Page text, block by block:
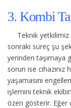
3. Kombi
Teknik yetkilimiz
sonraki süreç şu
yerinden taşımaya
sorun ise cihazınız
yaşamasını
işlemini teknik
özen gösterir. Eğer